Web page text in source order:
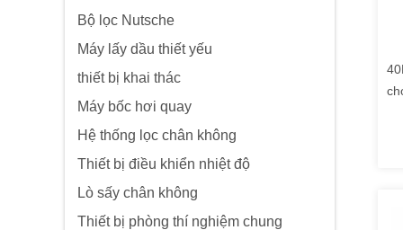
Bộ lọc Nutsche
Máy lấy dầu thiết yếu
thiết bị khai thác
Máy bốc hơi quay
Hệ thống lọc chân không
Thiết bị điều khiển nhiệt độ
Lò sấy chân không
Thiết bị phòng thí nghiệm chung